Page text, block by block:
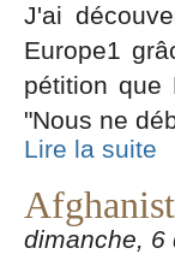
J'ai
Europe1
pétition que
"Nous ne
Lire la suite
dimanche, 6